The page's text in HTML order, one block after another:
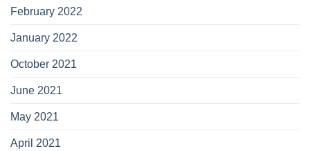
February 2022
January 2022
October 2021
June 2021
May 2021
April 2021